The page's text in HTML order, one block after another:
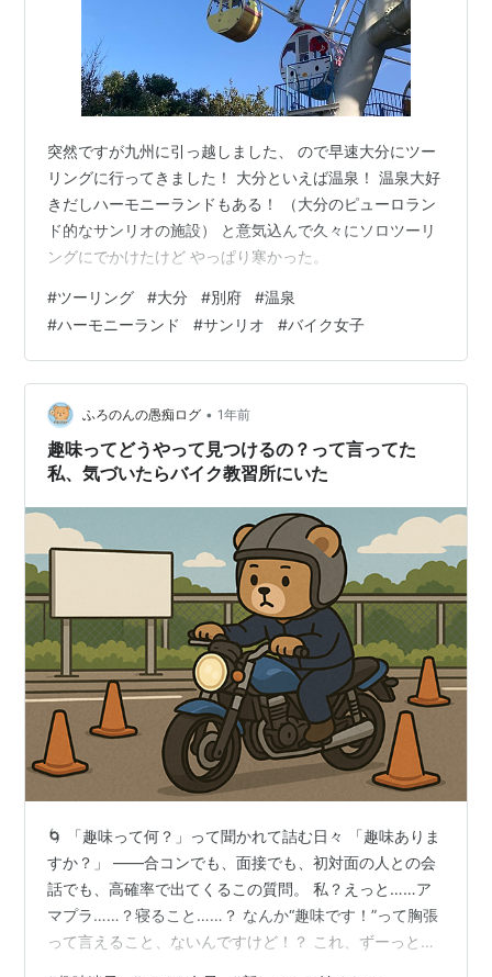
突然ですが九州に引っ越しました、 ので早速大分にツー
リングに行ってきました！ 大分といえば温泉！ 温泉大好
きだしハーモニーランドもある！ （大分のピューロラン
ド的なサンリオの施設） と意気込んで久々にソロツーリ
ングにでかけたけど やっぱり寒かった。
#ツーリング #大分 #別府 #温泉
#ハーモニーランド #サンリオ #バイク女子
ふろのんの愚痴ログ • 1年前
趣味ってどうやって見つけるの？って言ってた
私、気づいたらバイク教習所にいた
🌀 「趣味って何？」って聞かれて詰む日々 「趣味ありま
すか？」 ——合コンでも、面接でも、初対面の人との会
話でも、高確率で出てくるこの質問。 私？えっと……ア
マプラ……？寝ること……？ なんか“趣味です！”って胸張
って言えること、ないんですけど！？ これ、ずーっとコ